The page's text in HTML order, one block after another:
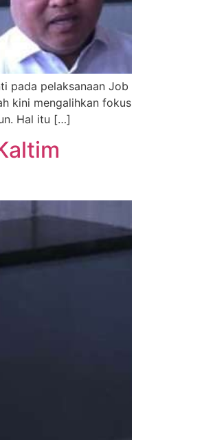
pada pelaksanaan Job
kini mengalihkan fokus
Hal itu […]